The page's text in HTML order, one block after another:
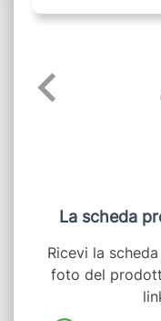
La scheda
Ricevi la
foto del